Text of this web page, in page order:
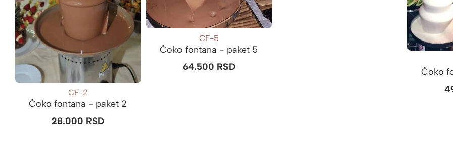
CF-2
Čoko fontana - paket 2
28.000 RSD
CF-5
Čoko fontana - paket 5
64.500 RSD
Čoko